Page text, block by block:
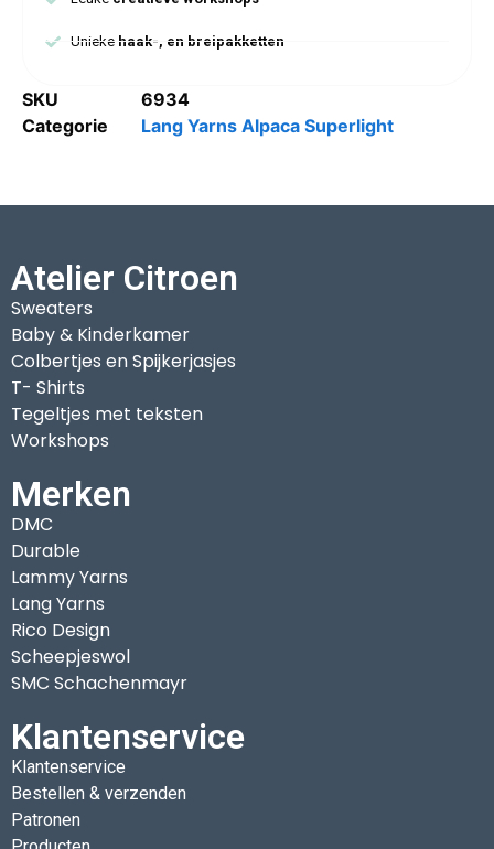
Uniekehaak-, en breipakketten
SKU
6934
Categorie
Lang Yarns Alpaca Superlight
Atelier Citroen
Sweaters
Baby & Kinderkamer
Colbertjes en Spijkerjasjes
T- Shirts
Tegeltjes met teksten
Workshops
Merken
DMC
Durable
Lammy Yarns
Lang Yarns
Rico Design
Scheepjeswol
SMC Schachenmayr
Klantenservice
Klantenservice
Bestellen & verzenden
Patronen